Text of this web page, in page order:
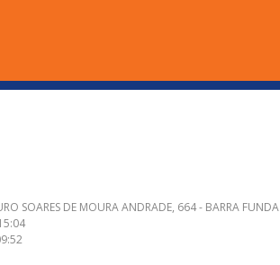
SOARES DE MOURA ANDRADE, 664 - BARRA FUNDA